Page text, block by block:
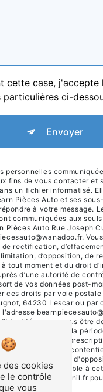
cette case, j'accepte
particulières ci-
Envoyer
personnelles
fins de vous contacter et
un fichier informatisé.
Pièces Auto et ses
à votre message.
communiquées aux
Pièces Auto Rue Joseph
de rectification,
d’opposition, de
tout moment et du droit
d’une autorité de
de vos données post-
ces droits par voie
64230 Lescar ou par
pourra vous être
données pendant la
la durée de
et de gestion des
inscrire sur la liste
disponible à
. Consultez le site cnil.fr
vos droits.
des cookies
le contrôle
vous